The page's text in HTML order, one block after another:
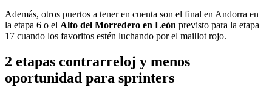
Además, otros puertos a tener en cuenta son el final en Andorra en
la etapa 6 o el Alto del Morredero en León previsto para la etapa
17 cuando los favoritos estén luchando por el maillot rojo.
2 etapas contrarreloj y menos
oportunidad para sprinters